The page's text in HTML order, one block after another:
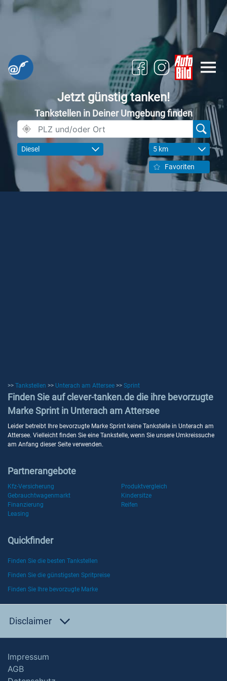
Jetzt günstig tanken!
Tankstellen in Deiner Umgebung finden
Diesel 5 km
Favoriten
>> Tankstellen >> Unterach am Attersee >> Sprint
Finden Sie auf clever-tanken.de die ihre bevorzugte
Marke Sprint in Unterach am Attersee
Leider betreibt Ihre bevorzugte Marke Sprint keine Tankstelle in Unterach am
Attersee. Vielleicht finden Sie eine Tankstelle, wenn Sie unsere Umkreissuche
am Anfang dieser Seite verwenden.
Partnerangebote
Kfz-Versicherung
Produktvergleich
Gebrauchtwagenmarkt
Kindersitze
Finanzierung
Reifen
Leasing
Quickfinder
Finden Sie die besten Tankstellen
Finden Sie die günstigsten Spritpreise
Finden Sie Ihre bevorzugte Marke
Disclaimer
Impressum
AGB